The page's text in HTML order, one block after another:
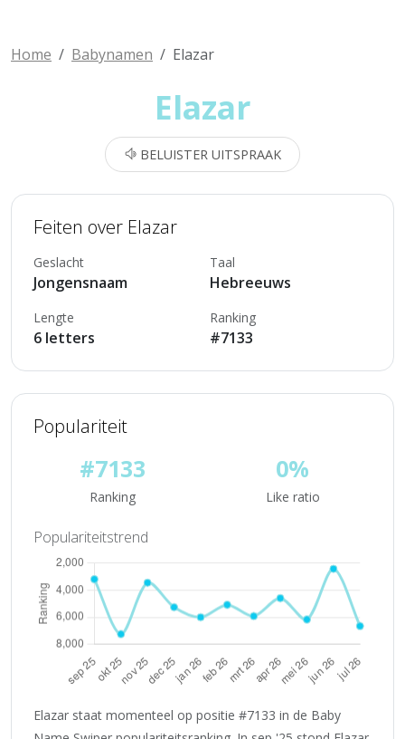
Home Babynamen Elazar
Elazar
BELUISTER UITSPRAAK
Feiten over Elazar
Geslacht
Jongensnaam
Taal
Hebreeuws
Lengte
6 letters
Ranking
#7133
Populariteit
#7133
Ranking
0%
Like ratio
Populariteitstrend
Elazar staat momenteel op positie #7133 in de Baby